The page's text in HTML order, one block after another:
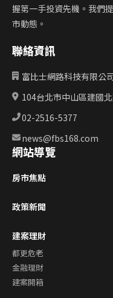
握第一手投資先機。我們
市動態。
聯絡資訊
富比士網路科技有限公
104台北市中山區建國
02-2516-5377
news@fbs168.com
網站導覽
房市焦點
政策新聞
建案理財
都更危老
金融理財
建案開箱